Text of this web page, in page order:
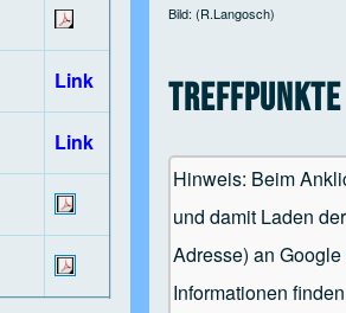
Link
Link
Bild: (R.Langosch)
Treffpunkte
Hinweis: Beim
und damit Laden
Adresse) an
Informationen